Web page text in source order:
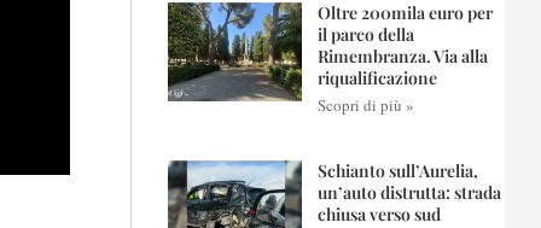
Oltre 200mila euro per
il parco della
Rimembranza. Via alla
riqualificazione
Scopri di più »
Schianto sull’Aurelia,
un’auto distrutta: strada
chiusa verso sud